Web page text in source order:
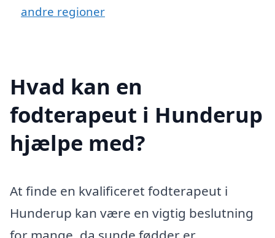
andre regioner
Hvad kan en
fodterapeut i Hunderup
hjælpe med?
At finde en kvalificeret fodterapeut i
Hunderup kan være en vigtig beslutning